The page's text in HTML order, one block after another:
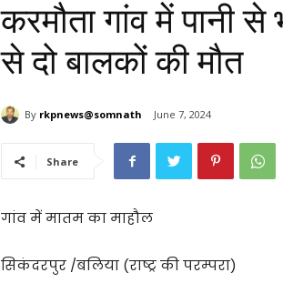
करमौता गांव में पानी
से दो बालकों की मौत
By rkpnews@somnath June 7, 2024
Share
गांव में मातम का माहौल
सिकंदरपुर /बलिया (राष्ट्र की परम्परा)